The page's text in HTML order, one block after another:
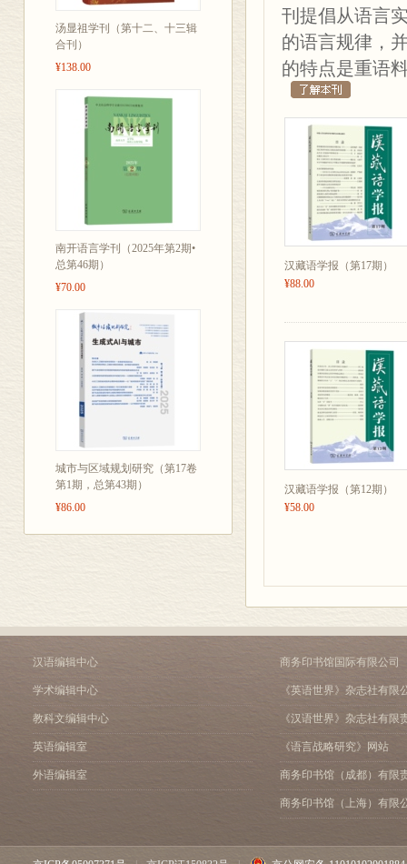
汤显祖学刊（第十二、十三辑
合刊）
¥138.00
南开语言学刊（2025年第2期•
总第46期）
¥70.00
城市与区域规划研究（第17卷
第1期，总第43期）
¥86.00
刊提倡从语言
的语言规律，
的特点是重语
汉藏语学报（第17期）
¥88.00
汉藏语学报（第12期）
¥58.00
汉语编辑中心
学术编辑中心
教科文编辑中心
英语编辑室
外语编辑室
商务印书馆国际有限公司
《英语世界》杂志社有限
《汉语世界》杂志社有限
《语言战略研究》网站
商务印书馆（成都）有限
商务印书馆（上海）有限